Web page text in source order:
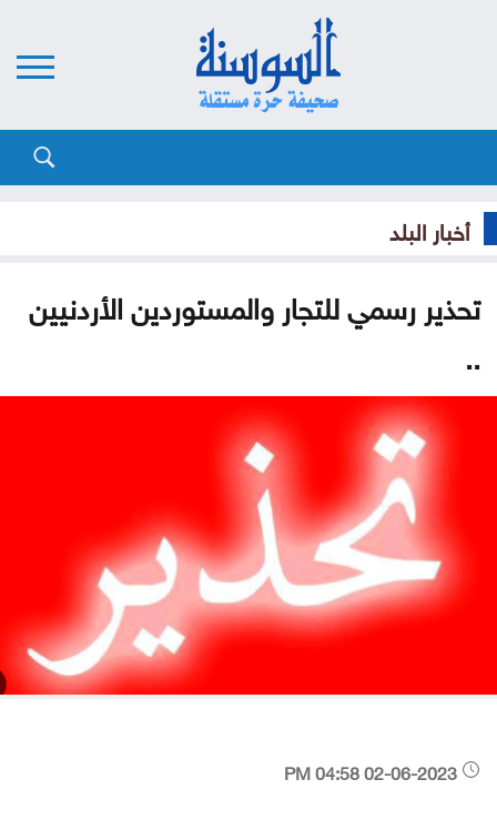
أخبار البلد
تحذير رسمي للتجار والمستوردين الأردنيين
..